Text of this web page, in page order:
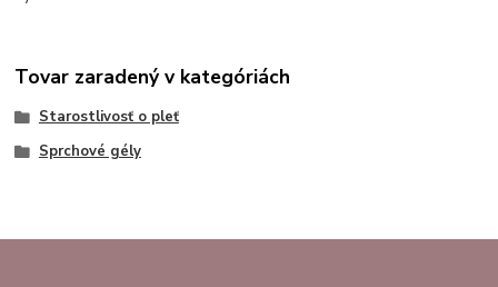
Tovar zaradený v kategóriách
Starostlivosť o pleť
Sprchové gély